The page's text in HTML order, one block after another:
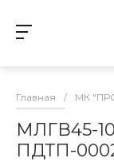
Главная / МК
МЛГВ45-
ПДТП-